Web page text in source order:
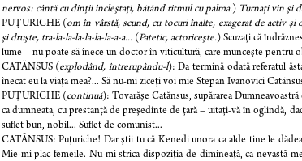
nervos: cântă cu dinţii încleştaţi, bătând ritmul cu palma.)Turnaţi vin şi
PUŢURICHE ( om în vârstă, scund, cu tocuri înalte, exagerat de activ
şi druşte, tra-la-la-la-la-la-la-a-a...(Patetic, actoriceşte.) Scuzaţi că
lume – nu poate să înece un doctor în viticultură, care munceşte pentru
CATĂNSUS ( explodând, întrerupându-l): Da termină odată referatul
înecat eu la viaţa mea?... Să nu-mi ziceţi voi mie Stepan Ivanovici
PUŢURICHE ( continuă): Tovarăşe Catănsus, supărarea
ca dumneata, cu prestanţă de preşedinte de ţară – uitaţi-vă în oglindă,
suflet bun, nobil... Suflet de comunist...
CATĂNSUS: Puţuriche! Dar ştii tu că Kenedi unora ca alde tine le
Mie-mi plac femeile. Nu-mi strica dispoziţia de dimineaţă, ca nevastă-